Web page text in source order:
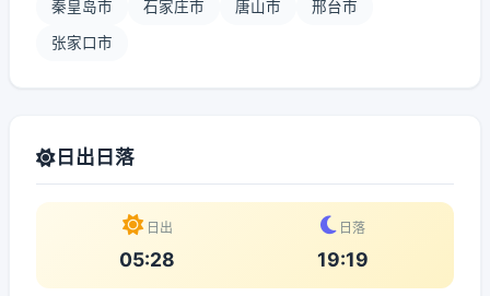
秦皇岛市 石家庄市 唐山市 邢台市
张家口市
日出日落
日出
05:28
日落
19:19